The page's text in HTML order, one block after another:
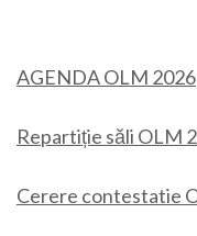
AGENDA OLM 2026
Repartiție săli OLM
Cerere contestatie